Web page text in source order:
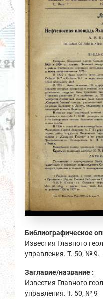
Партнеры
Библиографическое
Известия Главного
управления. Т. 50, № 9.
Заглавие/название :
Известия Главного
управления. Т. 50, № 9